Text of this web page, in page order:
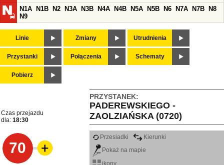
N1A
N1B N2 N3A N3B N4A N4B N5A N5B N6 N7A N7B
N8
N9
Linie Zmiany Utrudnienia
Przystanki Połączenia Schematy
Pobierz
PRZYSTANEK:
PADEREWSKIEGO -
ZAOLZIAŃSKA (0720)
Czas przejazdu
dla: 18:30
70
Przesiadki
Kierunki
Pokaż na mapie
ikony